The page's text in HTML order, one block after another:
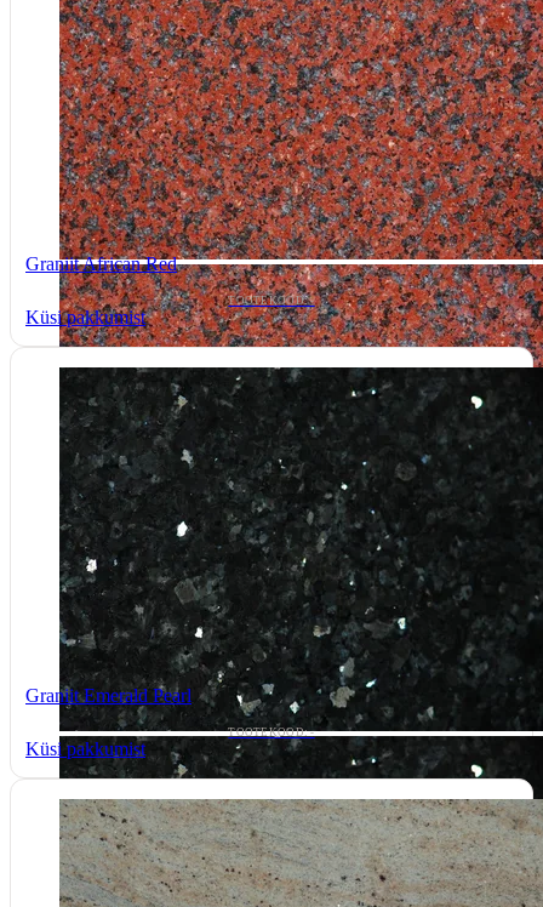
Graniit African Red
TOOTEKOOD: -
Küsi pakkumist
Graniit Emerald Pearl
TOOTEKOOD: -
Küsi pakkumist